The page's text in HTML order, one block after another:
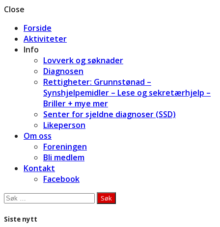
Close
Forside
Aktiviteter
Info
Lovverk og søknader
Diagnosen
Rettigheter: Grunnstønad –
Synshjelpemidler – Lese og sekretærhjelp –
Briller + mye mer
Senter for sjeldne diagnoser (SSD)
Likeperson
Om oss
Foreningen
Bli medlem
Kontakt
Facebook
Søk
Siste nytt